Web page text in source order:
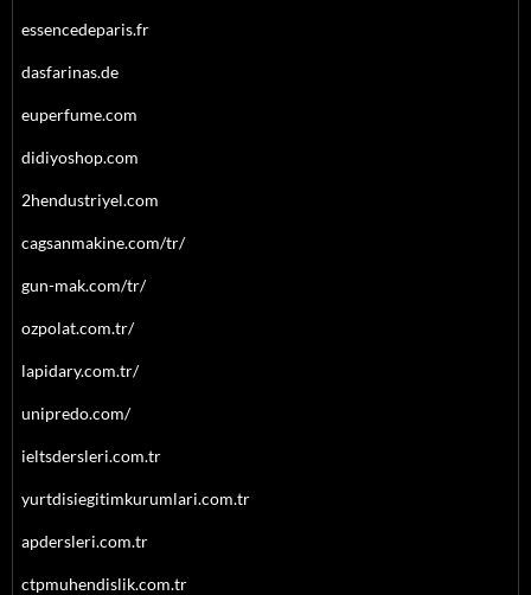
essencedeparis.fr
dasfarinas.de
euperfume.com
didiyoshop.com
2hendustriyel.com
cagsanmakine.com/tr/
gun-mak.com/tr/
ozpolat.com.tr/
lapidary.com.tr/
unipredo.com/
ieltsdersleri.com.tr
yurtdisiegitimkurumlari.com.tr
apdersleri.com.tr
ctpmuhendislik.com.tr